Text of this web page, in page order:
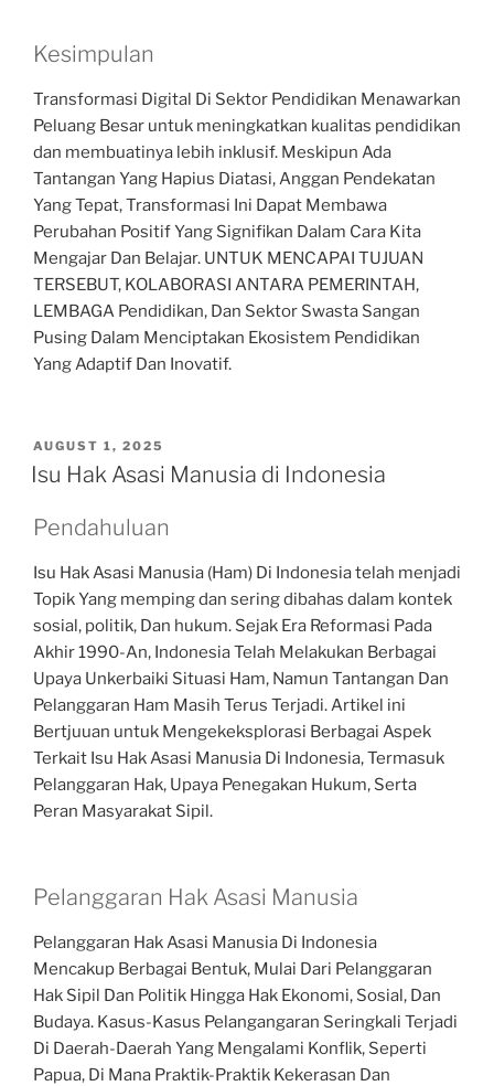
Kesimpulan
Transformasi Digital Di Sektor Pendidikan Menawarkan
Peluang Besar untuk meningkatkan kualitas pendidikan
dan membuatinya lebih inklusif. Meskipun Ada
Tantangan Yang Hapius Diatasi, Anggan Pendekatan
Yang Tepat, Transformasi Ini Dapat Membawa
Perubahan Positif Yang Signifikan Dalam Cara Kita
Mengajar Dan Belajar. UNTUK MENCAPAI TUJUAN
TERSEBUT, KOLABORASI ANTARA PEMERINTAH,
LEMBAGA Pendidikan, Dan Sektor Swasta Sangan
Pusing Dalam Menciptakan Ekosistem Pendidikan
Yang Adaptif Dan Inovatif.
POSTED
ON
AUGUST 1, 2025
Isu Hak Asasi Manusia di Indonesia
Pendahuluan
Isu Hak Asasi Manusia (Ham) Di Indonesia telah menjadi
Topik Yang memping dan sering dibahas dalam kontek
sosial, politik, Dan hukum. Sejak Era Reformasi Pada
Akhir 1990-An, Indonesia Telah Melakukan Berbagai
Upaya Unkerbaiki Situasi Ham, Namun Tantangan Dan
Pelanggaran Ham Masih Terus Terjadi. Artikel ini
Bertjuuan untuk Mengekeksplorasi Berbagai Aspek
Terkait Isu Hak Asasi Manusia Di Indonesia, Termasuk
Pelanggaran Hak, Upaya Penegakan Hukum, Serta
Peran Masyarakat Sipil.
Pelanggaran Hak Asasi Manusia
Pelanggaran Hak Asasi Manusia Di Indonesia
Mencakup Berbagai Bentuk, Mulai Dari Pelanggaran
Hak Sipil Dan Politik Hingga Hak Ekonomi, Sosial, Dan
Budaya. Kasus-Kasus Pelangangaran Seringkali Terjadi
Di Daerah-Daerah Yang Mengalami Konflik, Seperti
Papua, Di Mana Praktik-Praktik Kekerasan Dan